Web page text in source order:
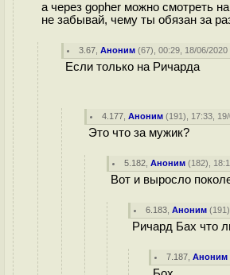
а через gopher можно смотреть
не забывай, чему ты обязан за
3.67 ,Аноним (67), 00:29, 18/06/2020
Если только на Ричарда
4.177 ,Аноним (191), 17:33,
Это что за мужик?
5.182 ,Аноним (182),
Вот и выросло
6.183 ,Аноним (191
Ричард Бах что
7.187 ,Аноним